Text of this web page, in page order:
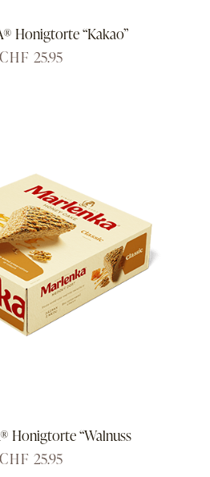
Honigtorte “Kakao”
CHF 25.95
Honigtorte “Walnuss
CHF 25.95